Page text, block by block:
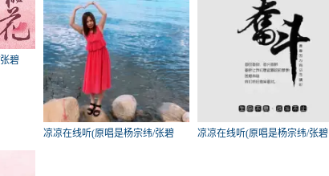
碧
凉凉在线听(原唱是杨宗纬/张碧
凉凉在线听(原唱是杨宗纬/张碧